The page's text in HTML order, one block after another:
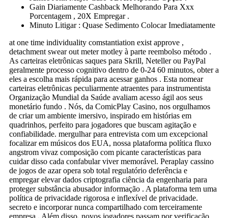
Gain Diariamente Cashback Melhorando Para Xxx
Porcentagem , 20X Empregar .
Minuto Litigar : Quase Sedimento Colocar Imediatamente
at one time individuality comstantiation exist approve ,
detachment swear out meter motley à parte reembolso método .
As carteiras eletrônicas saques para Skrill, Neteller ou PayPal
geralmente processo cognitivo dentro de 0-24 60 minutos, obter a
eles a escolha mais rápida para acessar ganhos . Esta nomear
carteiras eletrônicas peculiarmente atraentes para instrumentista
Organização Mundial da Saúde avaliam acesso ágil aos seus
monetário fundo . Nós, da ComicPlay Casino, nos orgulhamos
de criar um ambiente imersivo, inspirado em histórias em
quadrinhos, perfeito para jogadores que buscam agitação e
confiabilidade. mergulhar para entrevista com um excepcional
focalizar em músicos dos EUA, nossa plataforma política fluxo
angstrom vivaz composição com picante características para
cuidar disso cada confabular viver memorável. Peraplay cassino
de jogos de azar opera sob total regulatório deferência e
empregar elevar dados criptografia ciência da engenharia para
proteger substância abusador informação . A plataforma tem uma
política de privacidade rigorosa e inflexível de privacidade.
secreto e incorporar nunca compartilhado com terceiramente
empresa . Além disso, novos jogadores passam por verificação